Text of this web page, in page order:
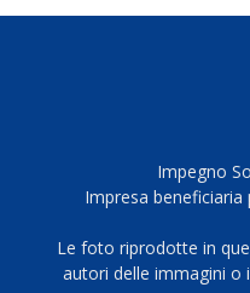
Impegno
Impresa
Le foto riprodotte in
autori delle immagini o